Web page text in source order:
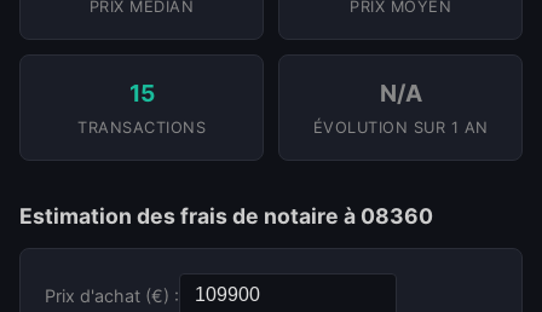
PRIX MÉDIAN PRIX MOYEN
15
TRANSACTIONS
N/A
ÉVOLUTION SUR 1 AN
Estimation des frais de notaire à 08360
Prix d'achat (€) :